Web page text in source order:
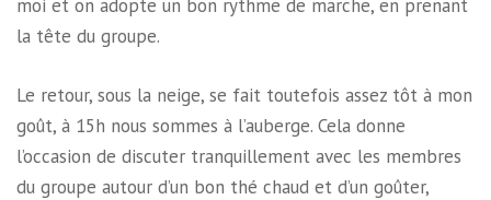
moi et on adopte un bon rythme de marche, en prenant
la tête du groupe.
Le retour, sous la neige, se fait toutefois assez tôt à mon
goût, à 15h nous sommes à l’auberge. Cela donne
l’occasion de discuter tranquillement avec les membres
du groupe autour d’un bon thé chaud et d’un goûter,